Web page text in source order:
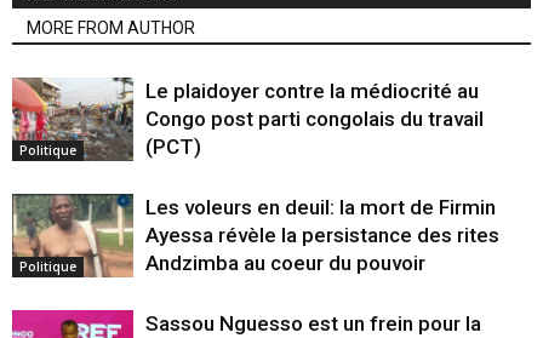
MORE FROM AUTHOR
Politique
Le plaidoyer contre la médiocrité au
Congo post parti congolais du travail
(PCT)
Politique
Les voleurs en deuil: la mort de Firmin
Ayessa révèle la persistance des rites
Andzimba au coeur du pouvoir
Sassou Nguesso est un frein pour la